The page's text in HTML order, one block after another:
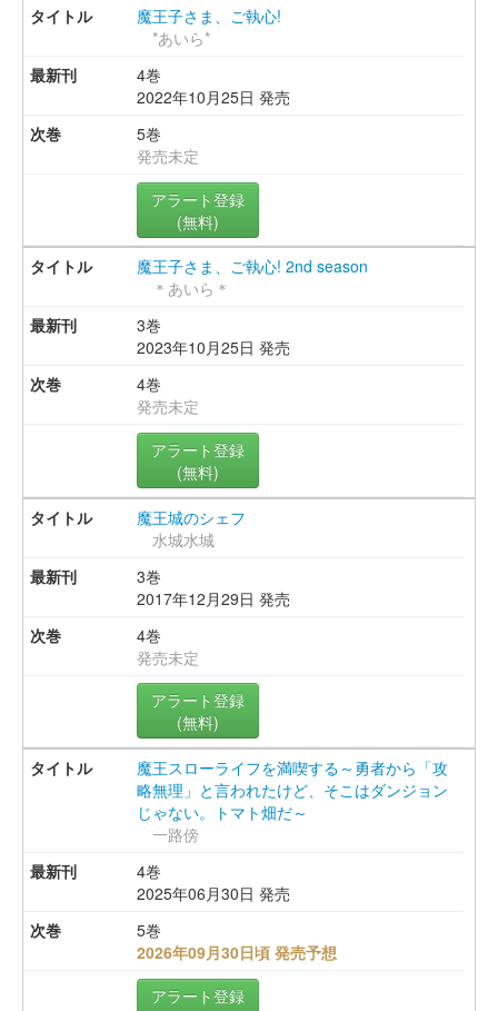
魔王子さま、ご執心!
*あいら*
4巻
2022年10月25日 発売
5巻
発売未定
アラート登録
(無料)
魔王子さま、ご執心! 2nd season
＊あいら＊
3巻
2023年10月25日 発売
4巻
発売未定
アラート登録
(無料)
魔王城のシェフ
水城水城
3巻
2017年12月29日 発売
4巻
発売未定
アラート登録
(無料)
魔王スローライフを満喫する～勇者から「攻
略無理」と言われたけど、そこはダンジョン
じゃない。トマト畑だ～
一路傍
4巻
2025年06月30日 発売
5巻
2026年09月30日頃 発売予想
アラート登録